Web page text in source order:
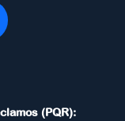
(PQR):